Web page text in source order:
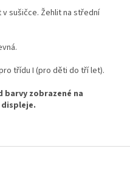
sušičce. Žehlit na střední
třídu I (pro děti do tří let).
barvy zobrazené na